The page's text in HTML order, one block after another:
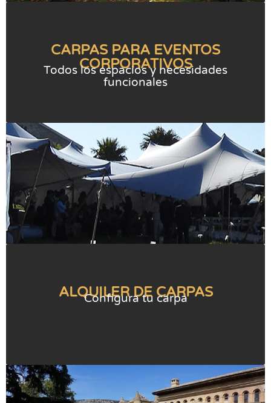
CARPAS PARA EVENTOS
CORPORATIVOS
Todos los espacios y necesidades
funcionales
ALQUILER DE CARPAS
Configura tu carpa